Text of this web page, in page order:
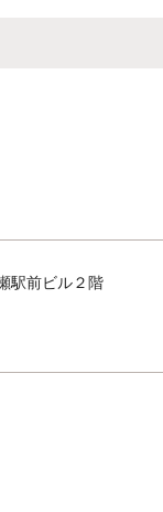
駅前ビル２階